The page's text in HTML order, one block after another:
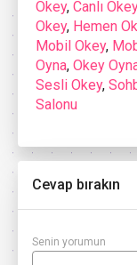
Okey, Canlı Okey
Okey, Hemen
Mobil Okey,
Oyna, Okey
Sesli Okey,
Salonu
Cevap bırakın
Senin yorumun